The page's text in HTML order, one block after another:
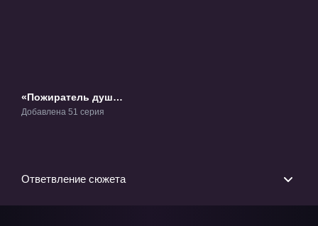
«Пожиратель душ»
ТВ-1
Добавлена 51 серия
Ответвление сюжета